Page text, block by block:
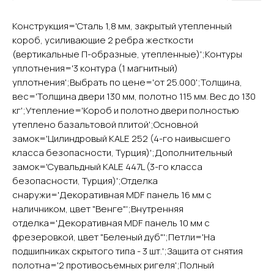
Конструкция='Сталь 1,8 мм, закрытый утепленный
короб, усиливающие 2 ребра жесткости
(вертикальные П-образные, утепленные)';Контуры
уплотнения='3 контура (1 магнитный)
уплотнения';Выбрать по цене='от 25.000';Толщина,
вес='Толщина двери 130 мм, полотно 115 мм. Вес до 130
кг';Утепление='Короб и полотно двери полностью
утеплено базальтовой плитой';Основной
замок='Цилиндровый KALE 252 (4-го наивысшего
класса безопасности, Турция)';Дополнительный
замок='Сувальдный KALE 447L (3-го класса
безопасности, Турция)';Отделка
снаружи='Декоративная MDF панель 16 мм с
наличником, цвет "Венге"';Внутренняя
отделка='Декоративная MDF панель 10 мм с
фрезеровкой, цвет "Беленый дуб"';Петли='На
подшипниках скрытого типа - 3 шт.';Защита от снятия
полотна='2 противосъемных ригеля';Полный
YURTA.DVERI
Контакты
Доставка и оплата
Межкомнатные двери
Входные двери
Каталог
Покупателям
ИП Яриш Ю.С.
ОГРНИП 324508100130132
ИНН 501105765500